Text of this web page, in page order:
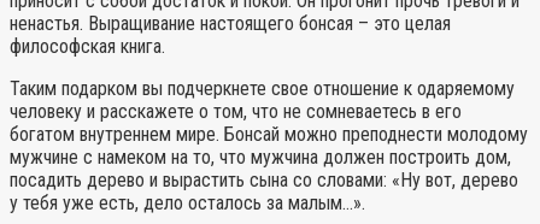
ненастья. Выращивание настоящего бонсая – это целая
философская книга.
Таким подарком вы подчеркнете свое отношение к одаряемому
человеку и расскажете о том, что не сомневаетесь в его
богатом внутреннем мире. Бонсай можно преподнести молодому
мужчине с намеком на то, что мужчина должен построить дом,
посадить дерево и вырастить сына со словами: «Ну вот, дерево
у тебя уже есть, дело осталось за малым…».